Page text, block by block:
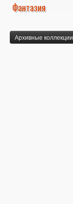
Фантазия
Архивные коллекции